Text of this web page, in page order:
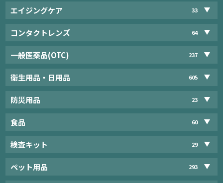
エイジングケア 33
コンタクトレンズ 64
一般医薬品(OTC) 237
衛生用品・日用品 605
防災用品 23
食品 60
検査キット 29
ペット用品 293